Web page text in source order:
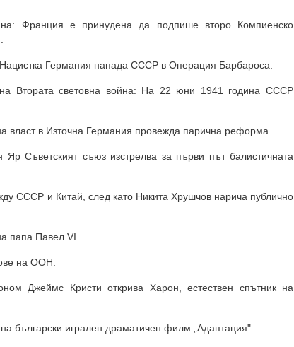
Франция е принудена да подпише второ Компиенско
Нацистка Германия напада СССР в Операция Барбароса.
Втората световна война: На 22 юни 1941 година СССР
власт в Източна Германия провежда парична реформа.
Яр Съветският съюз изстрелва за първи път балистичната
СССР и Китай, след като Никита Хрушчов нарича публично
папа Павел VI.
на ООН.
Джеймс Кристи открива Харон, естествен спътник на
български игрален драматичен филм „Адаптация".